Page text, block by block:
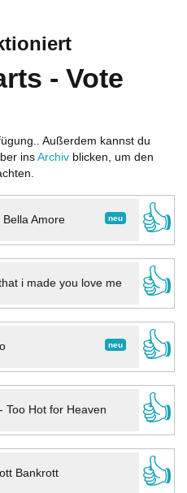
- Vote
Außerdem kannst du
ins Archiv blicken, um den
neu
Bella Amore
👍
i made you love me
👍
neu
👍
Too Hot for Heaven
👍
Bankrott
👍